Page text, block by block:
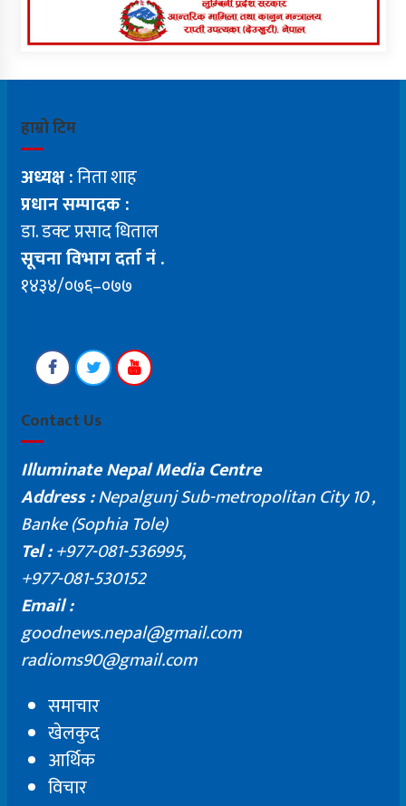
हाम्रो टिम
अध्यक्ष :निता शाह
प्रधान सम्पादक :
डा. डक्ट प्रसाद धिताल
सूचना विभाग दर्ता नं .
१४३४/०७६–०७७
Contact Us
Illuminate Nepal Media Centre
Address :Nepalgunj Sub-metropolitan City 10 ,
Banke (Sophia Tole)
Tel :+977-081-536995,
+977-081-530152
Email :
goodnews.nepal@gmail.com
radioms90@gmail.com
समाचार
खेलकुद
आर्थिक
विचार